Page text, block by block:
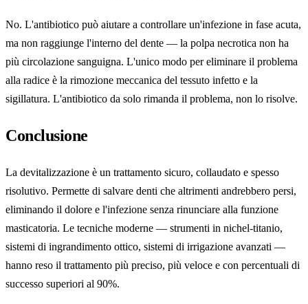
No. L'antibiotico può aiutare a controllare un'infezione in fase acuta,
ma non raggiunge l'interno del dente — la polpa necrotica non ha
più circolazione sanguigna. L'unico modo per eliminare il problema
alla radice è la rimozione meccanica del tessuto infetto e la
sigillatura. L'antibiotico da solo rimanda il problema, non lo risolve.
Conclusione
La devitalizzazione è un trattamento sicuro, collaudato e spesso
risolutivo. Permette di salvare denti che altrimenti andrebbero persi,
eliminando il dolore e l'infezione senza rinunciare alla funzione
masticatoria. Le tecniche moderne — strumenti in nichel-titanio,
sistemi di ingrandimento ottico, sistemi di irrigazione avanzati —
hanno reso il trattamento più preciso, più veloce e con percentuali di
successo superiori al 90%.